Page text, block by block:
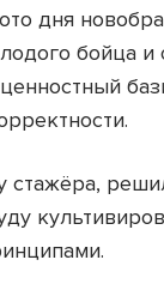
дня
бойца и
стажёра,